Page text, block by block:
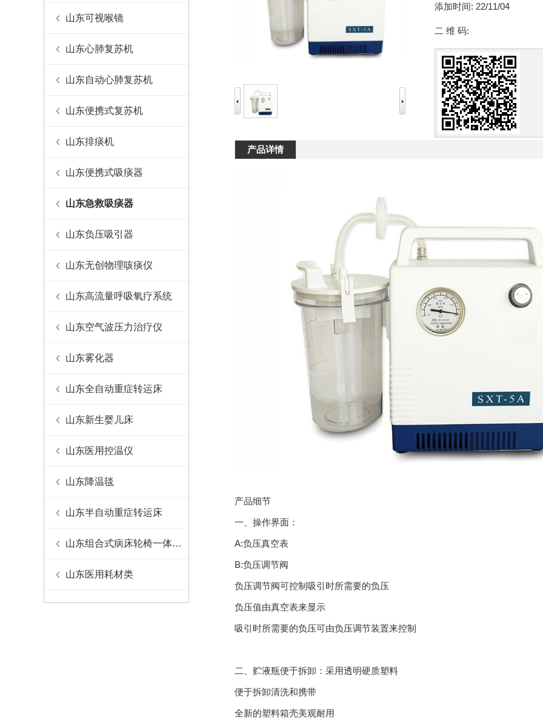
山东可视喉镜
山东心肺复苏机
山东自动心肺复苏机
山东便携式复苏机
山东排痰机
山东便携式吸痰器
山东急救吸痰器
山东负压吸引器
山东无创物理咳痰仪
山东高流量呼吸氧疗系统
山东空气波压力治疗仪
山东雾化器
山东全自动重症转运床
山东新生婴儿床
山东医用控温仪
山东降温毯
山东半自动重症转运床
山东组合式病床轮椅一体设备
山东医用耗材类
添加时间: 22/11/04
二 维 码:
产品详情
产品细节
一、操作界面：
A:负压真空表
B:负压调节阀
负压调节阀可控制吸引时所需要的负压
负压值由真空表来显示
吸引时所需要的负压可由负压调节装置来控制
二、贮液瓶便于拆卸：采用透明硬质塑料
便于拆卸清洗和携带
全新的塑料箱壳美观耐用